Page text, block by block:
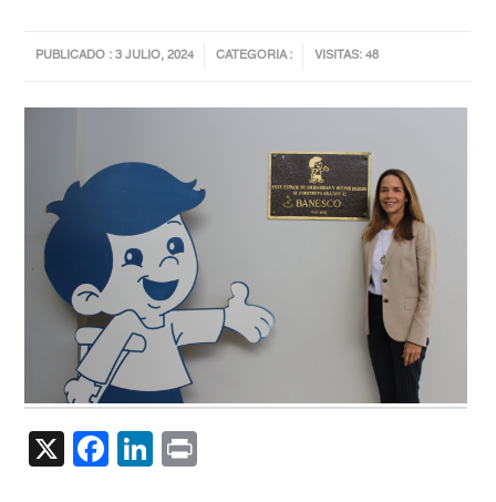
PUBLICADO : 3 JULIO, 2024 CATEGORIA : VISITAS: 48
X Facebook
LinkedIn